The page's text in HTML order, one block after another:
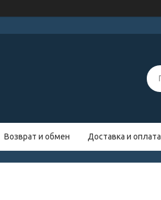
Возврат и обмен Доставка и оплата